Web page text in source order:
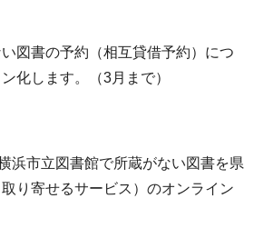
図書の予約（相互貸借予約）につ
化します。（3月まで）
浜市立図書館で所蔵がない図書を県
り寄せるサービス）のオンライン